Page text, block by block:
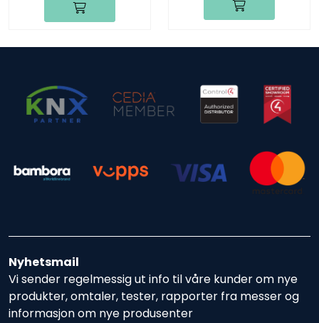
Nyhetsmail
Vi sender regelmessig ut info til våre kunder om nye
produkter, omtaler, tester, rapporter fra messer og
informasjon om nye produsenter